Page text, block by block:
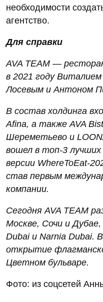
необходимости
агентство.
Для справки
AVA TEAM —
в 2021 году
Лосевым и Антоном
В состав холдинга
Afina, а также AVA
Шереметьево и
вошел в топ-3
версии WhereToEat-
став первым
компании.
Сегодня AVA TEAM
Москве, Сочи и
Dubai и Narnia Dubai.
открытие
Цветном бульваре.
Фото: из соцсетей